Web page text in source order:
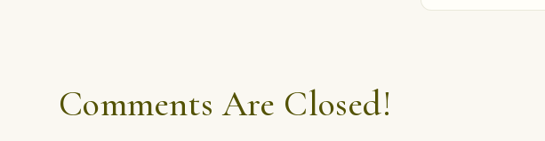
Comments Are Closed!